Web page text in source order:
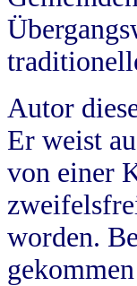
Autor
Er weist
von einer
worden.